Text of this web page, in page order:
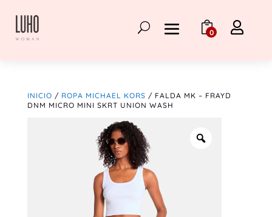
0 
INICIO / ROPA MICHAEL KORS / FALDA MK – FRAYD
DNM MICRO MINI SKRT UNION WASH